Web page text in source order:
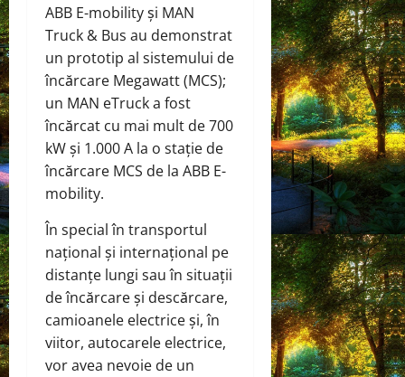
ABB E-mobility și MAN
Truck & Bus au demonstrat
un prototip al sistemului de
încărcare Megawatt (MCS);
un MAN eTruck a fost
încărcat cu mai mult de 700
kW și 1.000 A la o stație de
încărcare MCS de la ABB E-
mobility.
În special în transportul
național și internațional pe
distanțe lungi sau în situații
de încărcare și descărcare,
camioanele electrice și, în
viitor, autocarele electrice,
vor avea nevoie de un